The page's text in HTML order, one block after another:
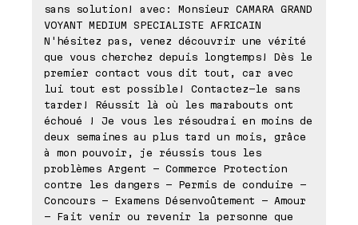
sans solution! avec: Monsieur CAMARA GRAND
VOYANT MEDIUM SPECIALISTE AFRICAIN
N'hésitez pas, venez découvrir une vérité
que vous cherchez depuis longtemps! Dès le
premier contact vous dit tout, car avec
lui tout est possible! Contactez-le sans
tarder! Réussit là où les marabouts ont
échoué ! Je vous les résoudrai en moins de
deux semaines au plus tard un mois, grâce
à mon pouvoir, je réussis tous les
problèmes Argent - Commerce Protection
contre les dangers - Permis de conduire -
Concours - Examens Désenvoûtement - Amour
- Fait venir ou revenir la personne que